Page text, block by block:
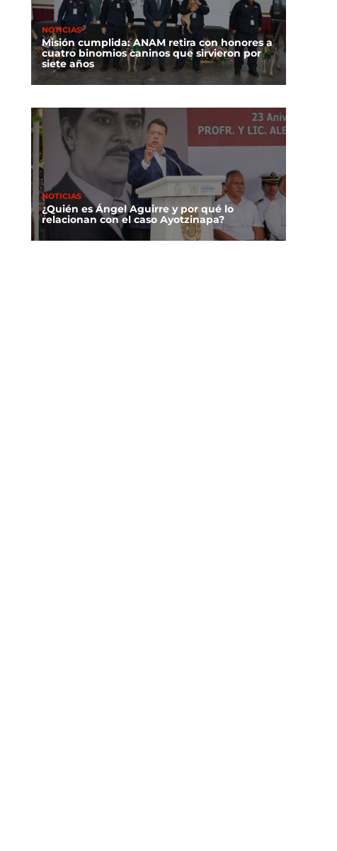
NOTICIAS
Misión cumplida: ANAM retira con honores a
cuatro binomios caninos que sirvieron por
siete años
NOTICIAS
¿Quién es Ángel Aguirre y por qué lo
relacionan con el caso Ayotzinapa?